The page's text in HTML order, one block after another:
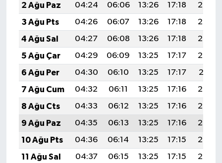
2 Ağu Paz
04:24 06:06 13:26 17:18
20:35
3 Ağu Pts
04:26 06:07 13:26 17:18
20:34
4 Ağu Sal
04:27 06:08 13:26 17:18
20:33
5 Ağu Çar
04:29 06:09 13:25 17:17
20:32
6 Ağu Per
04:30 06:10 13:25 17:17
20:31
7 Ağu Cum
04:32 06:11 13:25 17:16
20:30
8 Ağu Cts
04:33 06:12 13:25 17:16
20:29
9 Ağu Paz
04:35 06:13 13:25 17:16
20:27
10 Ağu Pts
04:36 06:14 13:25 17:15
20:26
11 Ağu Sal
04:37 06:15 13:25 17:15
20:25